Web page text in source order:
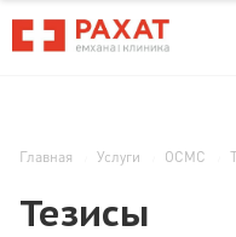
Главная Услуги ОСМС
Тезисы